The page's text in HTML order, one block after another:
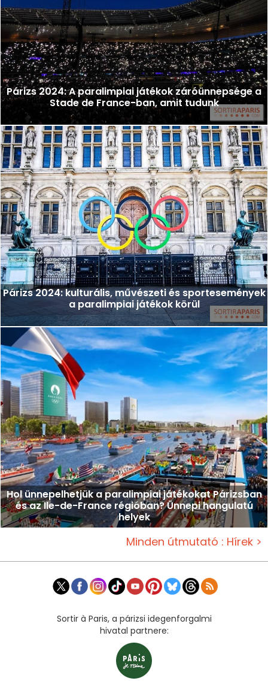
Párizs 2024: A paralimpiai játékok záróünnepsége a
Stade de France-ban, amit tudunk
Párizs 2024: kulturális, művészeti és sportesemények
a paralimpiai játékok körül
Hol ünnepelhetjük a paralimpiai játékokat Párizsban
és az Ile-de-France régióban? Ünnepi hangulatú
helyek
Minden útmutató : Hírek >
Sortir à Paris, a párizsi idegenforgalmi
hivatal partnere: